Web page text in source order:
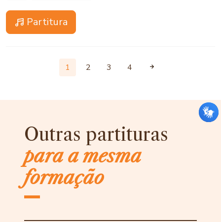
Partitura
1 2 3 4
Outras partituras
para a mesma
formação